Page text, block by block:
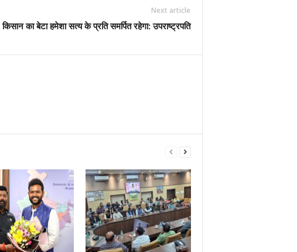
Next article
किसान का बेटा हमेशा सत्य के प्रति समर्पित रहेगा: उपराष्ट्रपति